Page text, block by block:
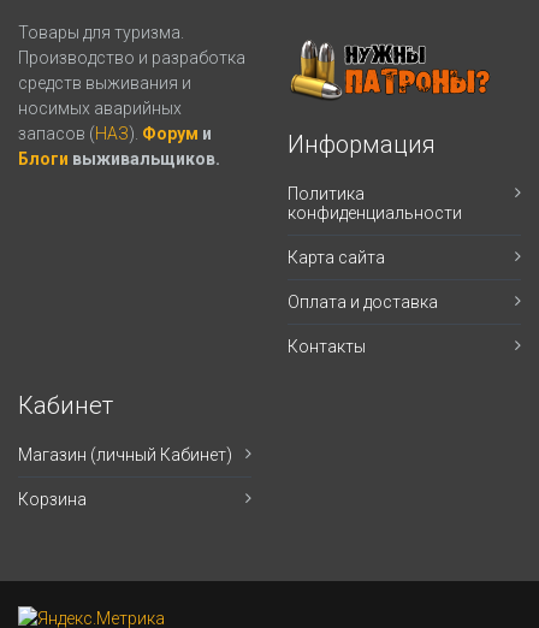
Товары для туризма.
Производство и разработка
средств выживания и
носимых аварийных
запасов (НАЗ). Форум и
Блоги выживальщиков.
Информация
Политика
конфиденциальности
Карта сайта
Оплата и доставка
Контакты
Кабинет
Магазин (личный Кабинет)
Корзина